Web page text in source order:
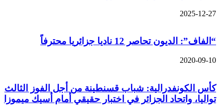
2025-12-27
“الفاف”: الديون تحاصر 12 ناديا جزائريا محترفاً
2020-09-10
كأس الكونفدرالية: شباب قسنطينة من أجل الفوز الثالث
تواليا، واتحاد الجزائر في اختبار حقيقي أمام أسيك ميموزا